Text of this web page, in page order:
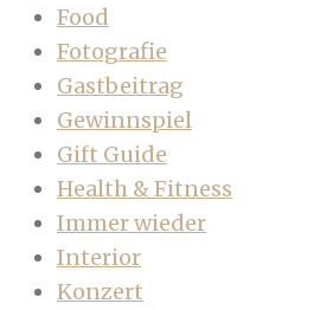
Food
Fotografie
Gastbeitrag
Gewinnspiel
Gift Guide
Health & Fitness
Immer wieder
Interior
Konzert